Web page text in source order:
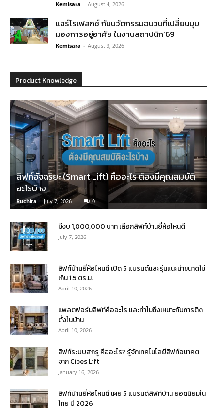
Kemisara - August 4, 2026
แอร์โรเฟลกซ์ กับนวัตกรรมฉนวนที่เปลี่ยนมุม
มองการอยู่อาศัย ในงานสถาปนิก’69
Kemisara - August 3, 2026
Product Knowledge
ลิฟท์อัจฉริยะ (Smart Lift) คืออะไร ต้องมีคุณสมบัติ
อะไรบ้าง
Ruchira - July 7, 2026 0
มีงบ 1,000,000 บาท เลือกลิฟท์บ้านยี่ห้อไหนดี
July 7, 2026
ลิฟท์บ้านยี่ห้อไหนดี เปิด 5 แบรนด์และรุ่นแนะนำขนาดไม่
เกิน 1.5 ตร.ม.
April 10, 2026
แพลตฟอร์มลิฟท์คืออะไร และทำไมถึงเหมาะกับการติด
ตั้งในบ้าน
April 10, 2026
ลิฟท์ระบบสกรู คืออะไร? รู้จักเทคโนโลยีลิฟท์อนาคต
จาก Cibes Lift
January 16, 2026
ลิฟท์บ้านยี่ห้อไหนดี เผย 5 แบรนด์ลิฟท์บ้าน ยอดนิยมใน
ไทย ปี 2026